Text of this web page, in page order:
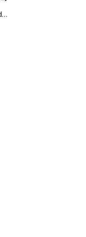
Comienzan las prácticas de Auxiliar de Comercio